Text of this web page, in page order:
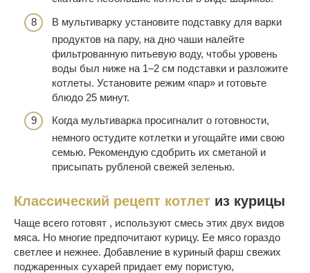
В мультиварку установите подставку для варки
продуктов на пару, на дно чаши налейте
фильтрованную питьевую воду, чтобы уровень
воды был ниже на 1–2 см подставки и разложите
котлеты. Установите режим «пар» и готовьте
блюдо 25 минут.
Когда мультиварка просигналит о готовности,
немного остудите котлетки и угощайте ими свою
семью. Рекомендую сдобрить их сметаной и
присыпать рубленой свежей зеленью.
Классический рецепт котлет из курицы
Чаще всего готовят , используют смесь этих двух видов
мяса. Но многие предпочитают курицу. Ее мясо гораздо
светлее и нежнее. Добавление в куриный фарш свежих
поджаренных сухарей придает ему пористую,